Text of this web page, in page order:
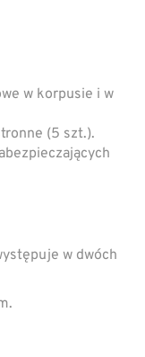
w korpusie i w
(5 szt.).
w dwóch